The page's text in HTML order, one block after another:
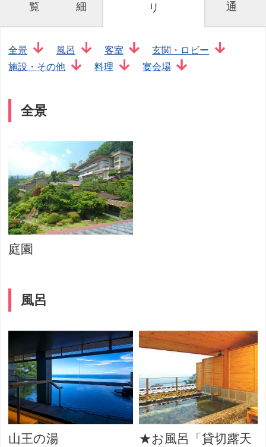
覧
細
リ
通
全景 風呂 客室
玄関・ロビー
施設・その他
料理 宴会場
全景
庭園
風呂
山王の湯
★お風呂「貸切露天